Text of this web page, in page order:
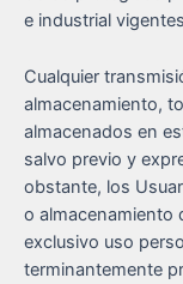
e industrial
Cualquier
almacenamiento,
almacenados en
salvo previo y
obstante, los
o almacenamiento
exclusivo uso
terminantemente